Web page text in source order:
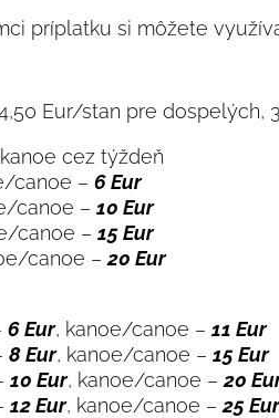
príplatku si môžete
Eur/stan pre dospelých,
cez týždeň
canoe – 6 Eur
canoe – 10 Eur
canoe – 15 Eur
canoe – 20 Eur
6 Eur, kanoe/canoe – 11 Eur
8 Eur, kanoe/canoe – 15 Eur
10 Eur, kanoe/canoe – 20
12 Eur, kanoe/canoe – 25 Eur